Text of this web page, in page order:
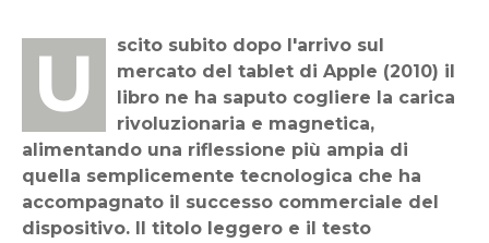
Uscito subito dopo l'arrivo sul
mercato del tablet di Apple (2010) il
libro ne ha saputo cogliere la carica
rivoluzionaria e magnetica,
alimentando una riflessione più ampia di
quella semplicemente tecnologica che ha
accompagnato il successo commerciale del
dispositivo. Il titolo leggero e il testo